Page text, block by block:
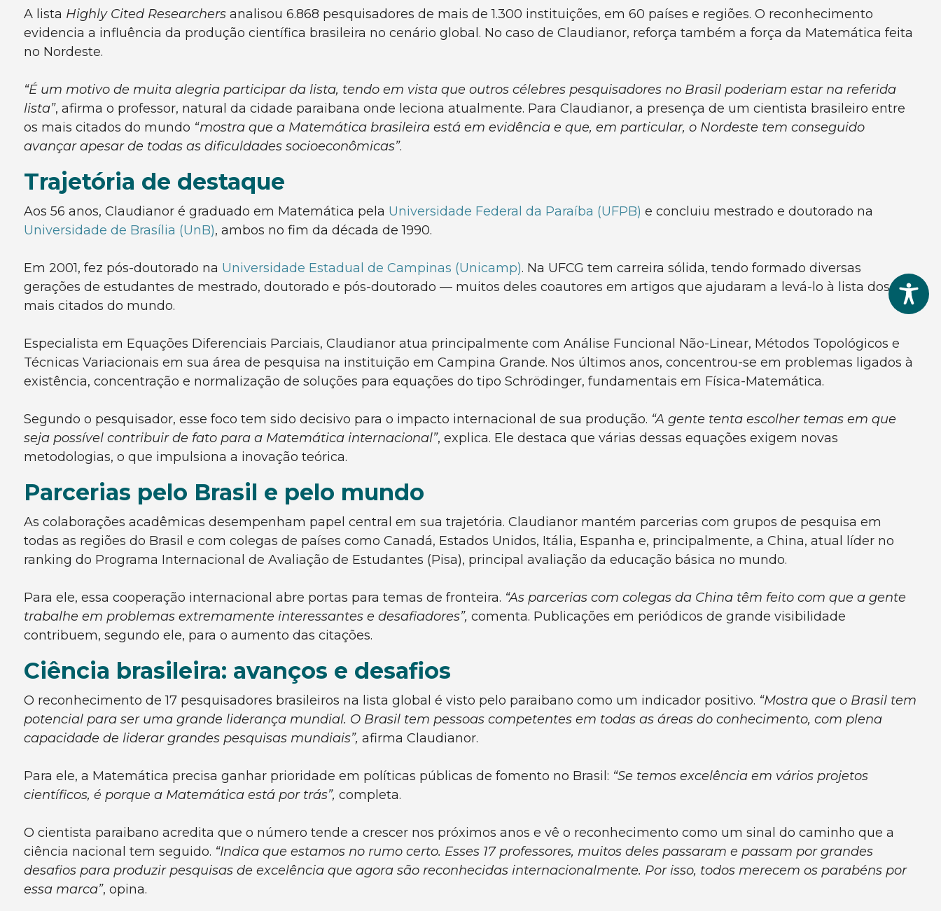
A lista Highly Cited Researchersanalisou 6.868 pesquisadores de mais de 1.300 instituições, em 60 países e regiões. O reconhecimento
evidencia a influência da produção científica brasileira no cenário global. No caso de Claudianor, reforça também a força da Matemática feita
no Nordeste.
“É um motivo de muita alegria participar da lista, tendo em vista que outros célebres pesquisadores no Brasil poderiam estar na referida
lista”, afirma o professor, natural da cidade paraibana onde leciona atualmente. Para Claudianor, a presença de um cientista brasileiro entre
os mais citados do mundo “mostra que a Matemática brasileira está em evidência e que, em particular, o Nordeste tem conseguido
avançar apesar de todas as dificuldades socioeconômicas”.
Trajetória de destaque
Aos 56 anos, Claudianor é graduado em Matemática pela Universidade Federal da Paraíba (UFPB) e concluiu mestrado e doutorado na
Universidade de Brasília (UnB), ambos no fim da década de 1990.
Em 2001, fez pós-doutorado na Universidade Estadual de Campinas (Unicamp). Na UFCG tem carreira sólida, tendo formado diversas
gerações de estudantes de mestrado, doutorado e pós-doutorado — muitos deles coautores em artigos que ajudaram a levá-lo à lista dos
mais citados do mundo.
Especialista em Equações Diferenciais Parciais, Claudianor atua principalmente com Análise Funcional Não-Linear, Métodos Topológicos e
Técnicas Variacionais em sua área de pesquisa na instituição em Campina Grande. Nos últimos anos, concentrou-se em problemas ligados à
existência, concentração e normalização de soluções para equações do tipo Schrödinger, fundamentais em Física-Matemática.
Segundo o pesquisador, esse foco tem sido decisivo para o impacto internacional de sua produção. “A gente tenta escolher temas em que
seja possível contribuir de fato para a Matemática internacional”, explica. Ele destaca que várias dessas equações exigem novas
metodologias, o que impulsiona a inovação teórica.
Parcerias pelo Brasil e pelo mundo
As colaborações acadêmicas desempenham papel central em sua trajetória. Claudianor mantém parcerias com grupos de pesquisa em
todas as regiões do Brasil e com colegas de países como Canadá, Estados Unidos, Itália, Espanha e, principalmente, a China, atual líder no
ranking do Programa Internacional de Avaliação de Estudantes (Pisa), principal avaliação da educação básica no mundo.
Para ele, essa cooperação internacional abre portas para temas de fronteira. “As parcerias com colegas da China têm feito com que a gente
trabalhe em problemas extremamente interessantes e desafiadores”, comenta. Publicações em periódicos de grande visibilidade
contribuem, segundo ele, para o aumento das citações.
Ciência brasileira: avanços e desafios
O reconhecimento de 17 pesquisadores brasileiros na lista global é visto pelo paraibano como um indicador positivo. “Mostra que o Brasil tem
potencial para ser uma grande liderança mundial. O Brasil tem pessoas competentes em todas as áreas do conhecimento, com plena
capacidade de liderar grandes pesquisas mundiais”, afirma Claudianor.
Para ele, a Matemática precisa ganhar prioridade em políticas públicas de fomento no Brasil: “Se temos excelência em vários projetos
científicos, é porque a Matemática está por trás”, completa.
O cientista paraibano acredita que o número tende a crescer nos próximos anos e vê o reconhecimento como um sinal do caminho que a
ciência nacional tem seguido. “Indica que estamos no rumo certo. Esses 17 professores, muitos deles passaram e passam por grandes
desafios para produzir pesquisas de excelência que agora são reconhecidas internacionalmente. Por isso, todos merecem os parabéns por
essa marca”, opina.